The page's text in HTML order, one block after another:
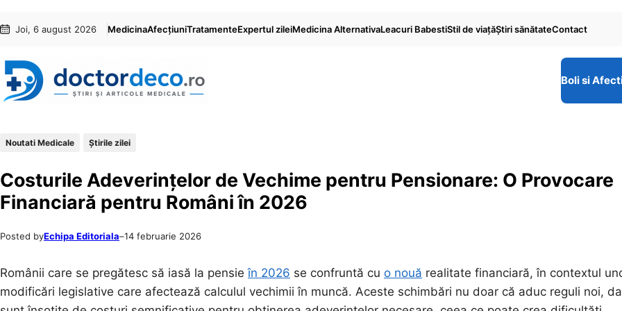
conținut
content
Joi, 6 august 2026 MedicinaAfecțiuniTratamenteExpertul zileiMedicina AlternativaLeacuri BabestiStil de viaţăŞtiri sănătateContact
Boli si
Noutati Medicale Știrile zilei
Costurile Adeverințelor de Vechime pentru Pensionare: O Provocare
Financiară pentru Români în 2026
Posted byEchipa Editoriala–14 februarie 2026
Românii care se pregătesc să iasă la pensieîn 2026 se confruntă cu o nouă realitate financiară, în contextul
modificări legislative care afectează calculul vechimii în muncă. Aceste schimbări nu doar că aduc reguli noi,